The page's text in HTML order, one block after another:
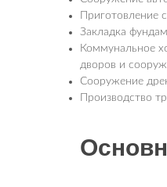
Приготовление
Закладка
Коммунальное
дворов и
Сооружение
Производство